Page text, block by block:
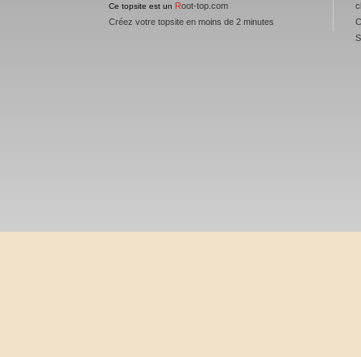
Ce topsite est un Root-top.com
Créez votre topsite en moins de 2 minutes